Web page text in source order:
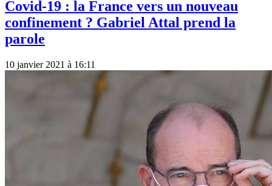
Covid-19 : la France vers un nouveau
confinement ? Gabriel Attal prend la
parole
10 janvier 2021 à 16:11